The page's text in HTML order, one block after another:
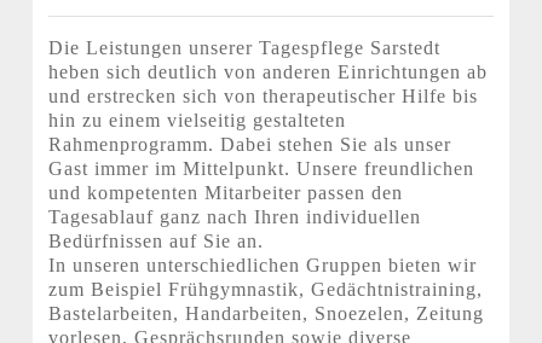
Die Leistungen unserer Tagespflege Sarstedt
heben sich deutlich von anderen Einrichtungen ab
und erstrecken sich von therapeutischer Hilfe bis
hin zu einem vielseitig gestalteten
Rahmenprogramm. Dabei stehen Sie als unser
Gast immer im Mittelpunkt. Unsere freundlichen
und kompetenten Mitarbeiter passen den
Tagesablauf ganz nach Ihren individuellen
Bedürfnissen auf Sie an.
In unseren unterschiedlichen Gruppen bieten wir
zum Beispiel Frühgymnastik, Gedächtnistraining,
Bastelarbeiten, Handarbeiten, Snoezelen, Zeitung
vorlesen, Gesprächsrunden sowie diverse